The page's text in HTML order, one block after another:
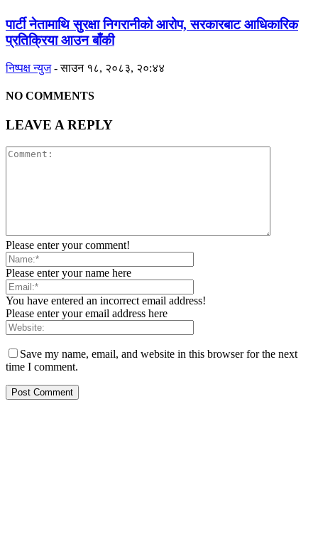
पार्टी नेतामाथि सुरक्षा निगरानीको आरोप, सरकारबाट आधिकारिक
प्रतिक्रिया आउन बाँकी
निष्पक्ष न्युज - साउन १८, २०८३, २०:४४
NO COMMENTS
LEAVE A REPLY
Please enter your comment!
Please enter your name here
You have entered an incorrect email address!
Please enter your email address here
Save my name, email, and website in this browser for the next
time I comment.